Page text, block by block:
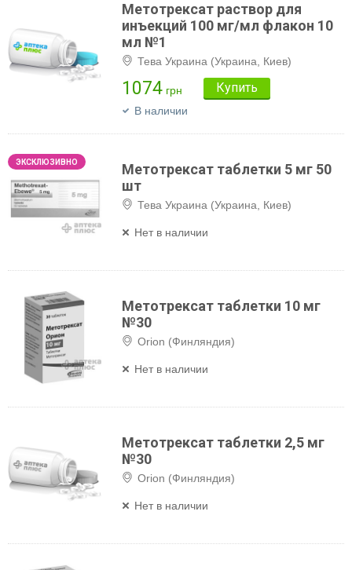
Метотрексат раствор для
инъекций 100 мг/мл флакон 10
мл №1
Тева Украина (Украина, Киев)
1074 грн Купить
В наличии
Метотрексат таблетки 5 мг 50
шт
Тева Украина (Украина, Киев)
Нет в наличии
Метотрексат таблетки 10 мг
№30
Orion (Финляндия)
Нет в наличии
Метотрексат таблетки 2,5 мг
№30
Orion (Финляндия)
Нет в наличии